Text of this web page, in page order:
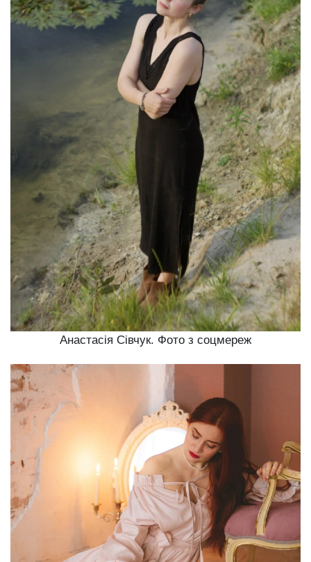
Анастасія Сівчук. Фото з соцмереж